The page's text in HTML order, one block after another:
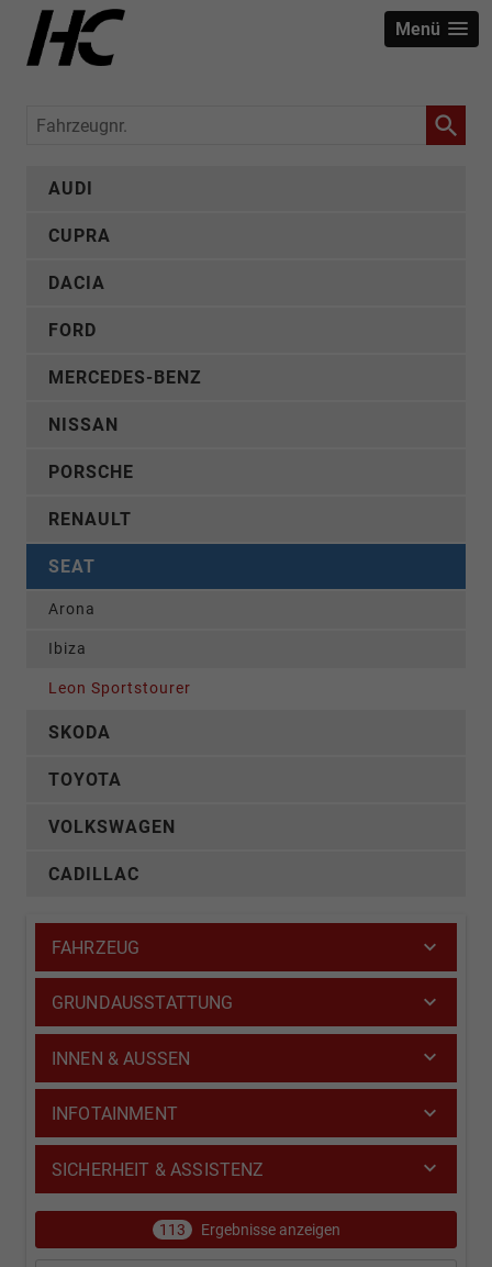
Menü
Fahrzeugnr.
AUDI
CUPRA
DACIA
FORD
MERCEDES-BENZ
NISSAN
PORSCHE
RENAULT
SEAT
Arona
Ibiza
Leon Sportstourer
SKODA
TOYOTA
VOLKSWAGEN
CADILLAC
FAHRZEUG
GRUNDAUSSTATTUNG
INNEN & AUSSEN
INFOTAINMENT
SICHERHEIT & ASSISTENZ
113 Ergebnisse anzeigen